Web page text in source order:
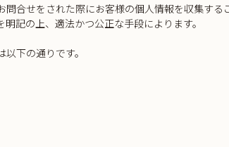
合せをされた際にお客様の個人情報を収集する
記の上、適法かつ公正な手段によります。
下の通りです。